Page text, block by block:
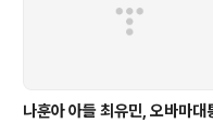
나훈아 아들 최유민, 오바마대